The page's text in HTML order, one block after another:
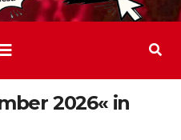
2026« in